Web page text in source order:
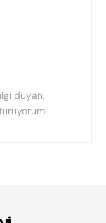
duyan,